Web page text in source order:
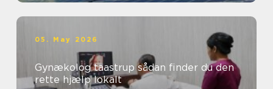
05. May 2026
Gynækolog taastrup sådan finder du den
rette hjælp lokalt